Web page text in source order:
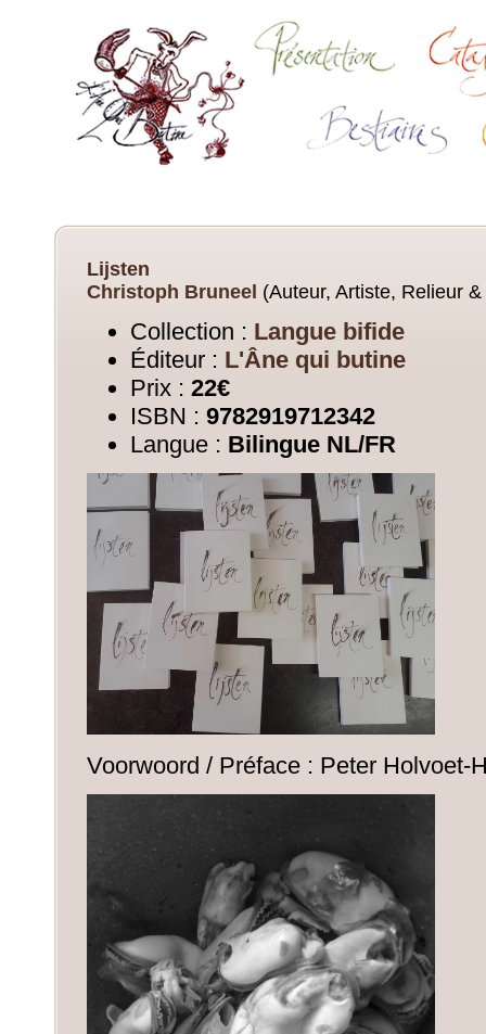
Lijsten
Christoph Bruneel (Auteur, Artiste, Relieur
Collection : Langue bifide
Éditeur : L'Âne qui butine
Prix : 22€
ISBN : 9782919712342
Langue : Bilingue NL/FR
Voorwoord / Préface : Peter Holvoet-